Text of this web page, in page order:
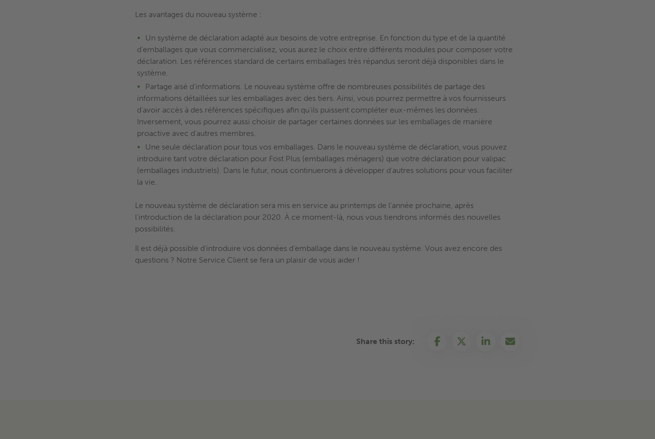
Les avantages du nouveau système :
Un système de déclaration adapté aux besoins de votre entreprise. En fonction du type et de la quantité
d’emballages que vous commercialisez, vous aurez le choix entre différents modules pour composer votre
déclaration. Les références standard de certains emballages très répandus seront déjà disponibles dans le
système.
Partage aisé d’informations. Le nouveau système offre de nombreuses possibilités de partage des
informations détaillées sur les emballages avec des tiers. Ainsi, vous pourrez permettre à vos fournisseurs
d’avoir accès à des références spécifiques afin qu’ils puissent compléter eux-mêmes les données.
Inversement, vous pourrez aussi choisir de partager certaines données sur les emballages de manière
proactive avec d’autres membres.
Une seule déclaration pour tous vos emballages. Dans le nouveau système de déclaration, vous pouvez
introduire tant votre déclaration pour Fost Plus (emballages ménagers) que votre déclaration pour valipac
(emballages industriels). Dans le futur, nous continuerons à développer d’autres solutions pour vous faciliter
la vie.
Le nouveau système de déclaration sera mis en service au printemps de l’année prochaine, après
l’introduction de la déclaration pour 2020. À ce moment-là, nous vous tiendrons informés des nouvelles
possibilités.
Il est déjà possible d'introduire vos données d'emballage dans le nouveau système. Vous avez encore des
questions ? Notre Service Client se fera un plaisir de vous aider !
Share this story: